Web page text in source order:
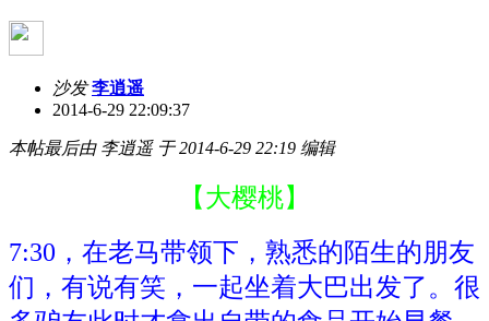
沙发 李逍遥
2014-6-29 22:09:37
本帖最后由 李逍遥 于 2014-6-29 22:19 编辑
【大樱桃】
7:30，在老马带领下，熟悉的陌生的朋友
们，有说有笑，一起坐着大巴出发了。很